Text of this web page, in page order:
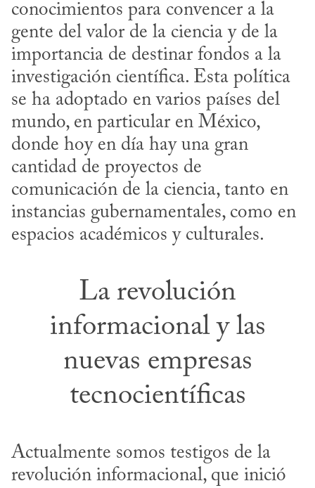
conocimientos para convencer a la
gente del valor de la ciencia y de la
importancia de destinar fondos a la
investigación científica. Esta política
se ha adoptado en varios países del
mundo, en particular en México,
donde hoy en día hay una gran
cantidad de proyectos de
comunicación de la ciencia, tanto en
instancias gubernamentales, como en
espacios académicos y culturales.
La revolución
informacional y las
nuevas empresas
tecnocientíficas
Actualmente somos testigos de la
revolución informacional, que inició